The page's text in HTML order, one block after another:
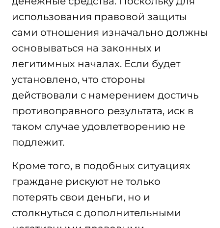
использования правовой защиты
сами отношения изначально должны
основываться на законных и
легитимных началах. Если будет
установлено, что стороны
действовали с намерением достичь
противоправного результата, иск в
таком случае удовлетворению не
подлежит.
Кроме того, в подобных ситуациях
граждане рискуют не только
потерять свои деньги, но и
столкнуться с дополнительными